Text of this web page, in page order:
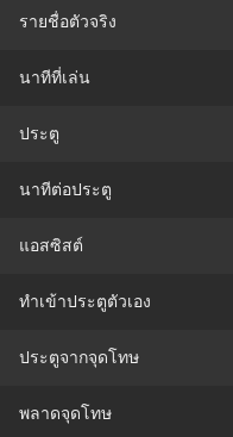
รายชื่อตัวจริง
นาทีที่เล่น
ประตู
นาทีต่อประตู
แอสซิสต์
ทําเข้าประตูตัวเอง
ประตูจากจุดโทษ
พลาดจุดโทษ